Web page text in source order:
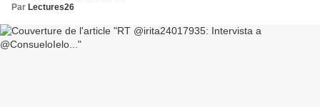
Par Lectures26